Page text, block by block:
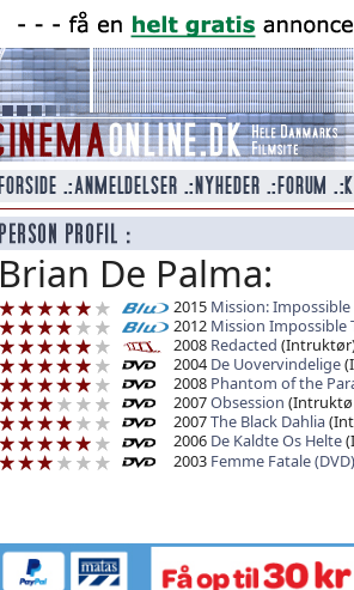
Brian De Palma:
2015 Mission:
2012 Mission Impossible
2008 Redacted
2004 De Uovervindelige
2008 Phantom of the
2007Obsession
2007The Black Dahlia
2006 De Kaldte Os Helte
2003 Femme Fatale (DVD)